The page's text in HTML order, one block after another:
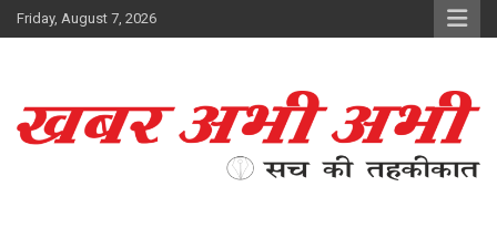
Skip
to
Friday, August 7, 2026